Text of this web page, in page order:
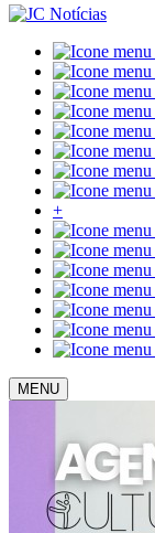
+
MENU